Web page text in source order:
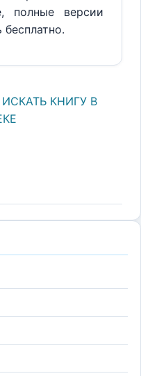
полные версии
ИСКАТЬ КНИГУ В